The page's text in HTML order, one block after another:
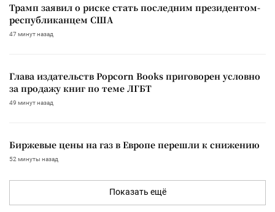
Трамп заявил о риске стать последним президентом-
республиканцем США
47 минут назад
Глава издательств Popcorn Books приговорен условно
за продажу книг по теме ЛГБТ
49 минут назад
Биржевые цены на газ в Европе перешли к снижению
52 минуты назад
Показать ещё